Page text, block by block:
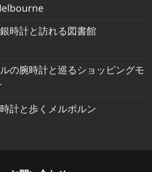
時計と訪れる図書館
の腕時計と巡るショッピングモ
計と歩くメルボルン